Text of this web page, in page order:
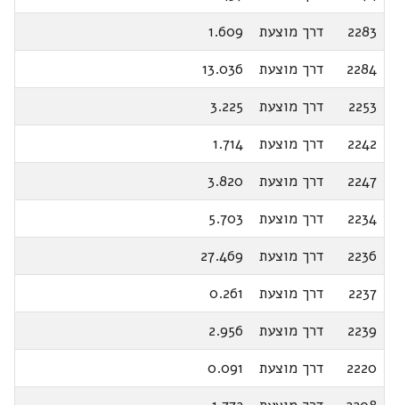
2283
דרך מוצעת
1.609
2284
דרך מוצעת
13.036
2253
דרך מוצעת
3.225
2242
דרך מוצעת
1.714
2247
דרך מוצעת
3.820
2234
דרך מוצעת
5.703
2236
דרך מוצעת
27.469
2237
דרך מוצעת
0.261
2239
דרך מוצעת
2.956
2220
דרך מוצעת
0.091